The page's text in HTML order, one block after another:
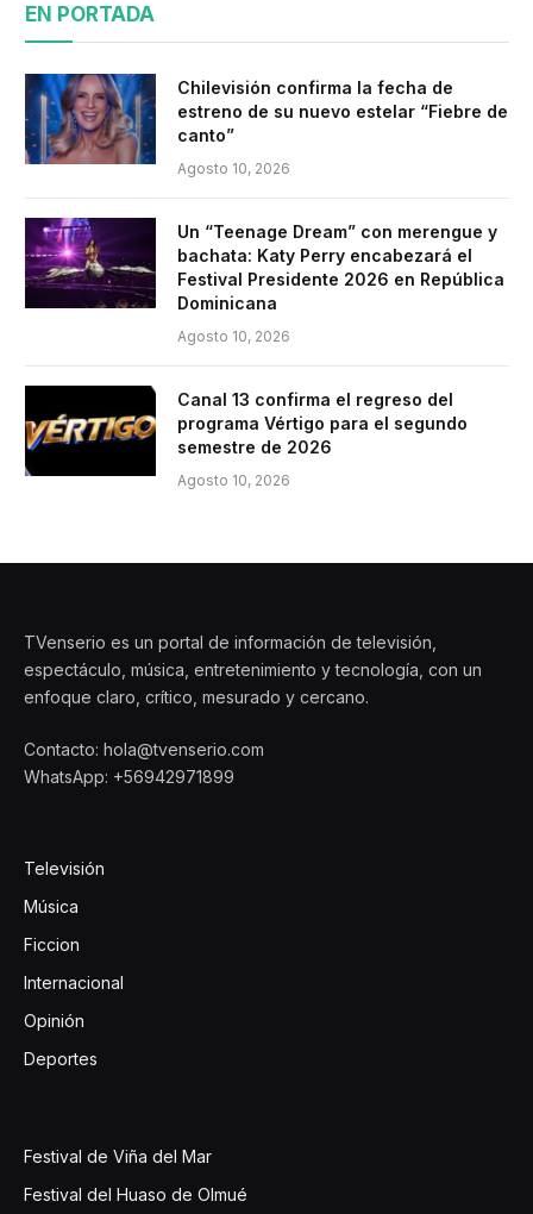
EN PORTADA
Chilevisión confirma la fecha de
estreno de su nuevo estelar “Fiebre de
canto”
Agosto 10, 2026
Un “Teenage Dream” con merengue y
bachata: Katy Perry encabezará el
Festival Presidente 2026 en República
Dominicana
Agosto 10, 2026
Canal 13 confirma el regreso del
programa Vértigo para el segundo
semestre de 2026
Agosto 10, 2026
TVenserio es un portal de información de televisión,
espectáculo, música, entretenimiento y tecnología, con un
enfoque claro, crítico, mesurado y cercano.
Contacto: hola@tvenserio.com
WhatsApp: +56942971899
Televisión
Música
Ficcion
Internacional
Opinión
Deportes
Festival de Viña del Mar
Festival del Huaso de Olmué